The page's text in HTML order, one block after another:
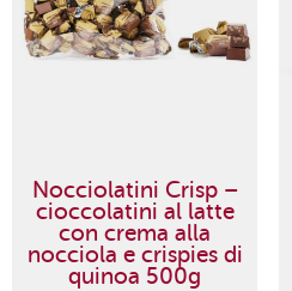
Nocciolatini Crisp –
cioccolatini al latte
con crema alla
nocciola e crispies di
quinoa 500g